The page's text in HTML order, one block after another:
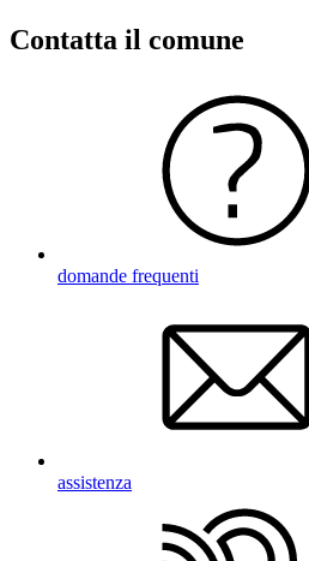
Contatta il comune
domande frequenti
assistenza